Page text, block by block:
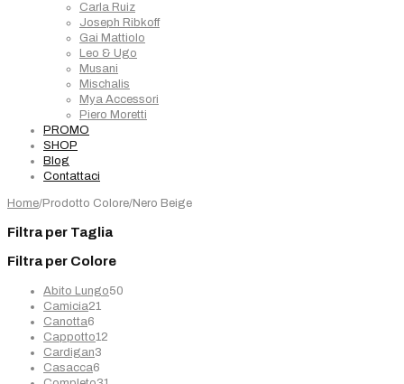
Carla Ruiz
Joseph Ribkoff
Gai Mattiolo
Leo & Ugo
Musani
Mischalis
Mya Accessori
Piero Moretti
PROMO
SHOP
Blog
Contattaci
Home/Prodotto Colore/Nero Beige
Filtra per Taglia
Filtra per Colore
Abito Lungo50
Camicia21
Canotta6
prodotti
Cappotto12
Cardigan3
Casacca6